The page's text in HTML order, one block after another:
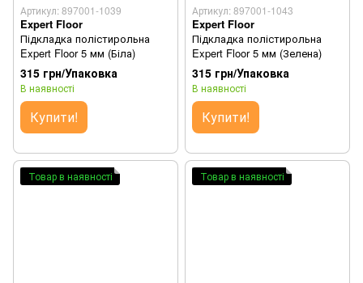
Артикул: 897001-1039
Expert Floor
Підкладка полістирольна
Expert Floor 5 мм (Біла)
315 грн/Упаковка
В наявності
Купити!
Артикул: 897001-1043
Expert Floor
Підкладка полістирольна
Expert Floor 5 мм (Зелена)
315 грн/Упаковка
В наявності
Купити!
Товар в наявності Товар в наявності